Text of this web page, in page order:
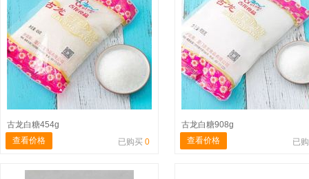
古龙白糖454g
查看价格
已购买 0
古龙白糖908g
查看价格
已